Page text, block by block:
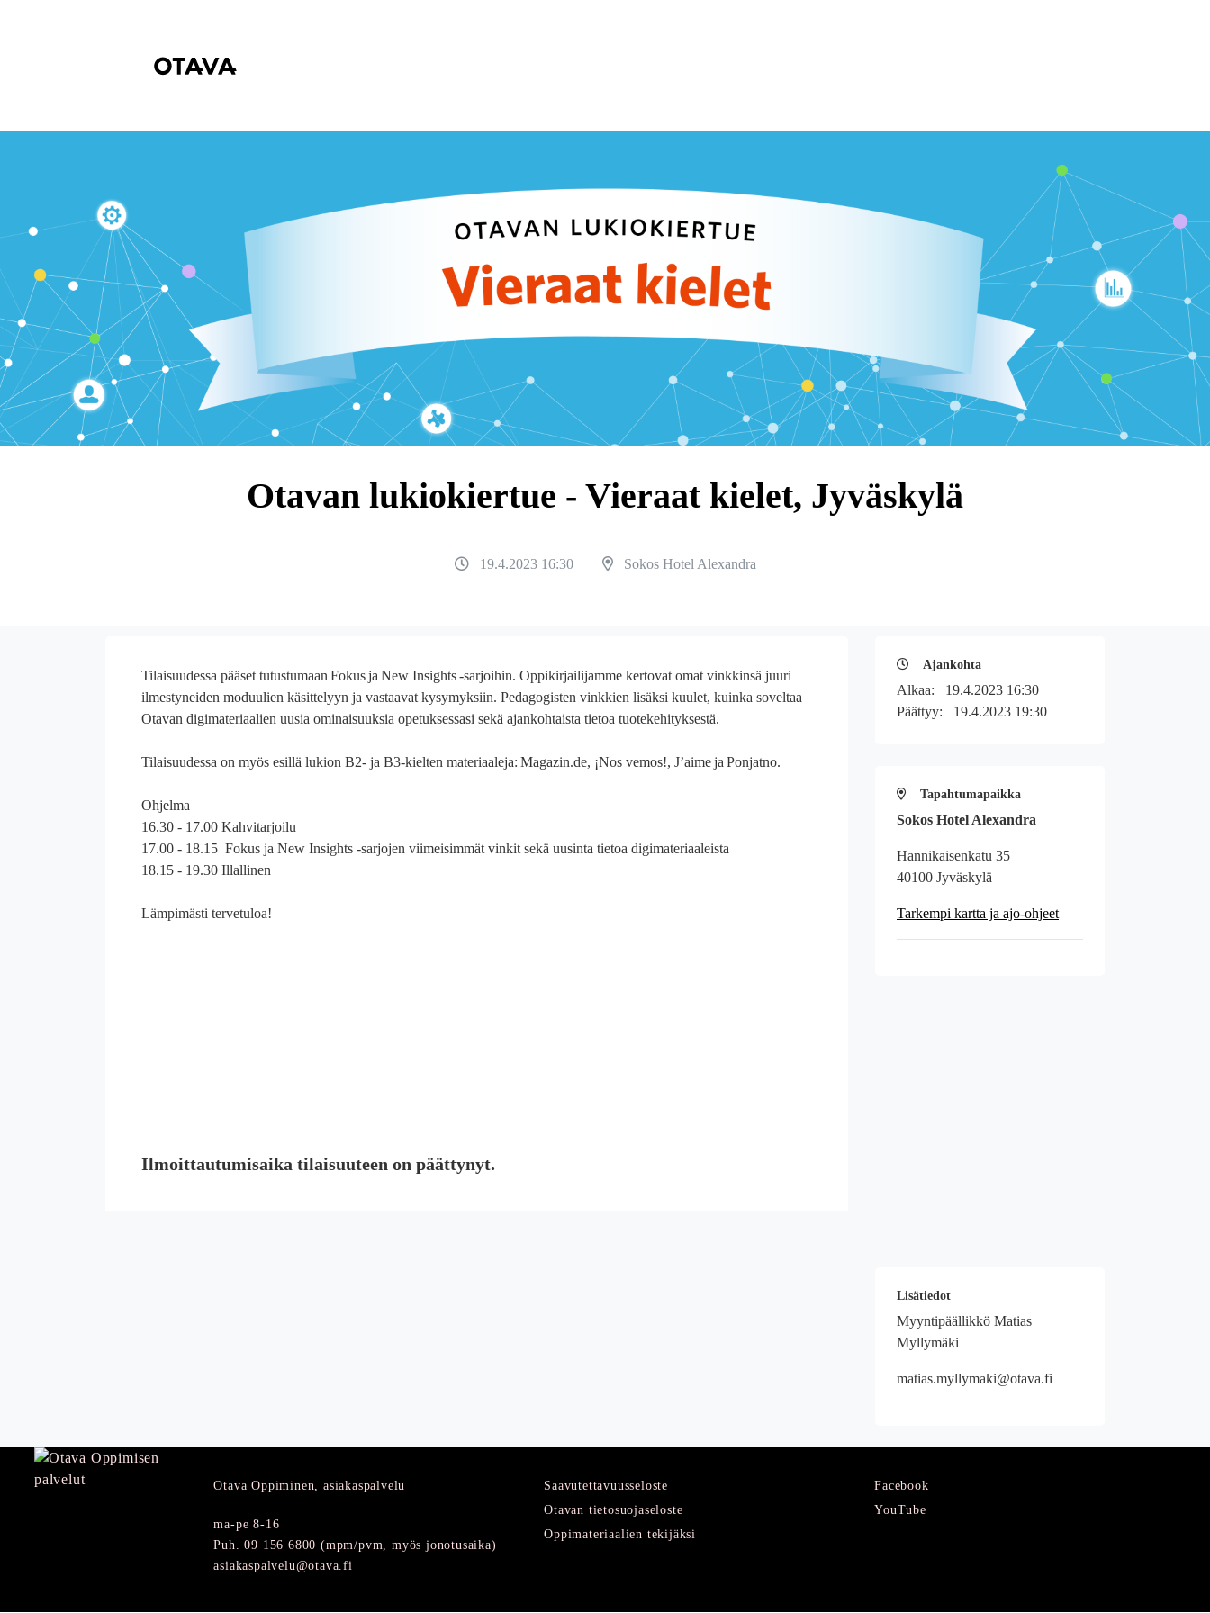
Otavan lukiokiertue - Vieraat kielet, Jyväskylä
19.4.2023 16:30 Sokos Hotel Alexandra
Tilaisuudessa pääset tutustumaan Fokusja New Insights-sarjoihin. Oppikirjailijamme kertovat omat vinkkinsä juuri
ilmestyneiden moduulien käsittelyyn ja vastaavat kysymyksiin. Pedagogisten vinkkien lisäksi kuulet, kuinka soveltaa
Otavan digimateriaalien uusia ominaisuuksia opetuksessasi sekä ajankohtaista tietoa tuotekehityksestä.
Tilaisuudessa on myös esillä lukion B2- ja B3-kielten materiaaleja: Magazin.de, ¡Nos vemos!, J’aimeja Ponjatno.
Ohjelma
16.30 - 17.00 Kahvitarjoilu
17.00 - 18.15 Fokus ja New Insights -sarjojen viimeisimmät vinkit sekä uusinta tietoa digimateriaaleista
18.15 - 19.30 Illallinen
Lämpimästi tervetuloa!
Ilmoittautumisaika tilaisuuteen on päättynyt.
Ajankohta
Alkaa: 19.4.2023 16:30
Päättyy: 19.4.2023 19:30
Tapahtumapaikka
Sokos Hotel Alexandra
Hannikaisenkatu 35
40100 Jyväskylä
Tarkempi kartta ja ajo-ohjeet
Lisätiedot
Myyntipäällikkö Matias
Myllymäki
matias.myllymaki@otava.fi
Otava Oppiminen, asiakaspalvelu
ma-pe 8-16
Puh. 09 156 6800 (mpm/pvm, myös jonotusaika)
asiakaspalvelu@otava.fi
Saavutettavuusseloste
Otavan tietosuojaseloste
Oppimateriaalien tekijäksi
Facebook
YouTube